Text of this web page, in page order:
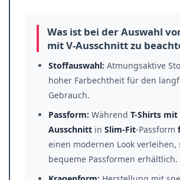
Was ist bei der Auswahl
mit V-Ausschnitt zu
Stoffauswahl: Atmungsaktive
hoher Farbechtheit für den
Gebrauch.
Passform: Während T-Shirts mit
Ausschnitt in Slim-Fit-Passform
einen modernen Look verleihen,
bequeme Passformen erhältlich.